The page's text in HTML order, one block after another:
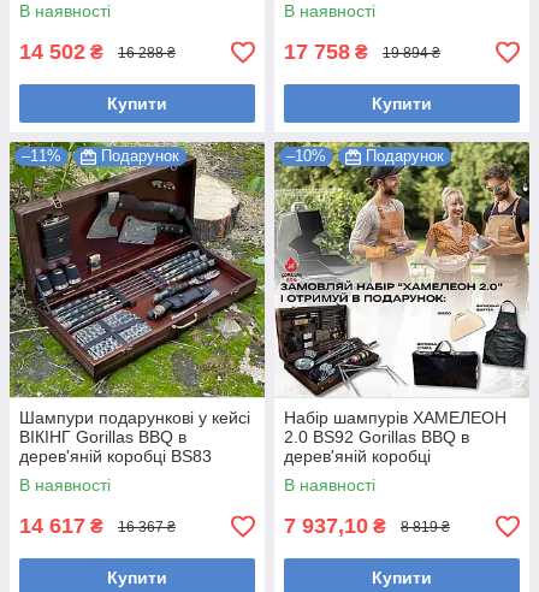
В наявності
14 502 ₴ 16 288 ₴
Купити
В наявності
17 758 ₴ 19 894 ₴
Купити
–11% Подарунок
Шампури подарункові у кейсі
ВІКІНГ Gorillas BBQ в
дерев'яній коробці BS83
В наявності
14 617 ₴ 16 367 ₴
Купити
–10% Подарунок
Набір шампурів ХАМЕЛЕОН
2.0 BS92 Gorillas BBQ в
дерев'яній коробці
В наявності
7 937,10 ₴ 8 819 ₴
Купити